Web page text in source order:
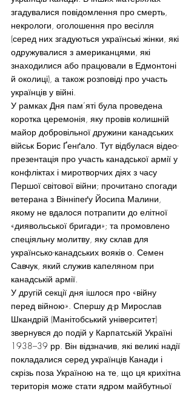
згадувалися повідомлення про смерть,
некрологи, оголошення про весілля
(серед них згадуються українські жінки, які
одружувалися з американцями, які
знаходилися або працювали в Едмонтоні
й околиці), а також розповіді про участь
українців у війні.
У рамках Дня пам’яті була проведена
коротка церемонія, яку провів колишній
майор добровільної дружини канадських
військ Борис Ґенґало. Тут відбулася відео-
презентація про участь канадської армії у
конфліктах і миротворчих діях з часу
Першої світової війни; прочитано спогади
ветерана з Вінніпеґу Йосипа Малини,
якому не вдалося потрапити до елітної
«диявольської бригади»; та промовлено
спеціяльну молитву, яку склав для
українсько-канадських вояків о. Семен
Савчук, який служив капеляном при
канадській армії.
У другій секції дня ішлося про «війну
перед війною». Спершу д-р Мирослав
Шкандрій (Манітобський університет)
звернувся до подій у Карпатській Україні
1938–39 рр. Він відзначив, які великі надії
покладалися серед українців Канади і
скрізь поза Україною на те, що ця крихітна
територія може стати ядром майбутньої